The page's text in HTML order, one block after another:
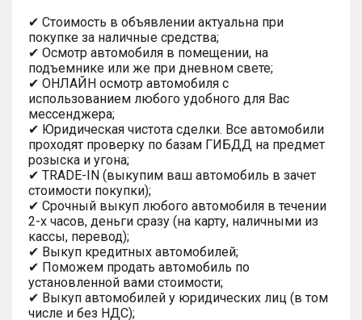
✔ Стоимость в объявлении актуальна при
покупке за наличные средства;
✔ Осмотр автомобиля в помещении, на
подъемнике или же при дневном свете;
✔ ОНЛАЙН осмотр автомобиля с
использованием любого удобного для Вас
мессенджера;
✔ Юридическая чистота сделки. Все автомобили
проходят проверку по базам ГИБДД на предмет
розыска и угона;
✔ TRADE-IN (выкупим ваш автомобиль в зачет
стоимости покупки);
✔ Срочный выкуп любого автомобиля в течении
2-х часов, деньги сразу (на карту, наличными из
кассы, перевод);
✔ Выкуп кредитных автомобилей;
✔ Поможем продать автомобиль по
установленной вами стоимости;
✔ Выкуп автомобилей у юридических лиц (в том
числе и без НДС);